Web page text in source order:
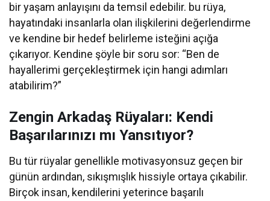
bir yaşam anlayışını da temsil edebilir. bu rüya,
hayatındaki insanlarla olan ilişkilerini değerlendirme
ve kendine bir hedef belirleme isteğini açığa
çıkarıyor. Kendine şöyle bir soru sor: “Ben de
hayallerimi gerçekleştirmek için hangi adımları
atabilirim?”
Zengin Arkadaş Rüyaları: Kendi
Başarılarınızı mı Yansıtıyor?
Bu tür rüyalar genellikle motivasyonsuz geçen bir
günün ardından, sıkışmışlık hissiyle ortaya çıkabilir.
Birçok insan, kendilerini yeterince başarılı